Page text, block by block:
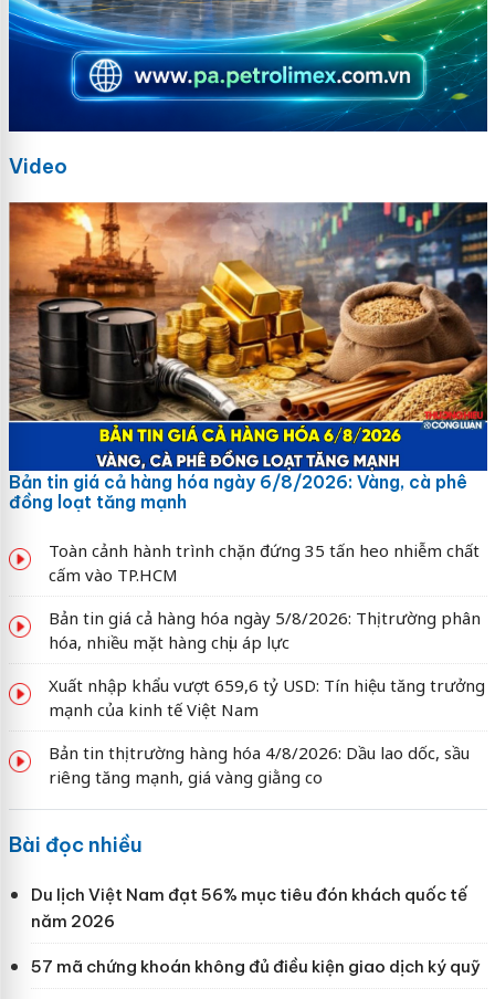
Video
Bản tin giá cả hàng hóa ngày 6/8/2026: Vàng, cà phê
đồng loạt tăng mạnh
Toàn cảnh hành trình chặn đứng 35 tấn heo nhiễm chất
cấm vào TP.HCM
Bản tin giá cả hàng hóa ngày 5/8/2026: Thị trường phân
hóa, nhiều mặt hàng chịu áp lực
Xuất nhập khẩu vượt 659,6 tỷ USD: Tín hiệu tăng trưởng
mạnh của kinh tế Việt Nam
Bản tin thị trường hàng hóa 4/8/2026: Dầu lao dốc, sầu
riêng tăng mạnh, giá vàng giằng co
Bài đọc nhiều
Du lịch Việt Nam đạt 56% mục tiêu đón khách quốc tế
năm 2026
57 mã chứng khoán không đủ điều kiện giao dịch ký quỹ